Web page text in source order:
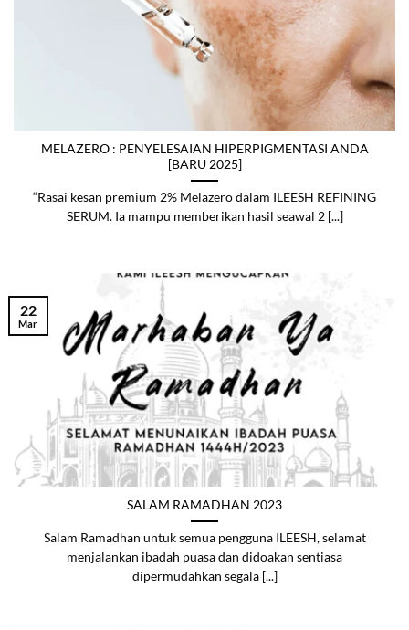
MELAZERO : PENYELESAIAN HIPERPIGMENTASI ANDA
[BARU 2025]
“Rasai kesan premium 2% Melazero dalam ILEESH REFINING
SERUM. Ia mampu memberikan hasil seawal 2 [...]
SALAM RAMADHAN 2023
Salam Ramadhan untuk semua pengguna ILEESH, selamat
menjalankan ibadah puasa dan didoakan sentiasa
dipermudahkan segala [...]
22
Mar